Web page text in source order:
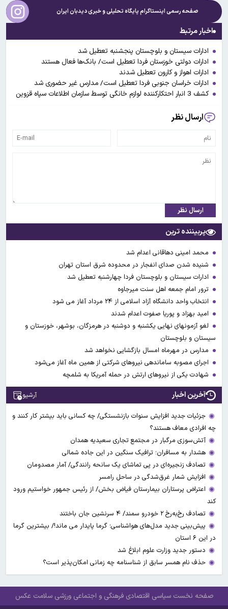
صفحه رسمی اینستاگرام پایگاه تحلیلی و خبریدیدبان ایران
اخبار مرتبط
ادارات سیستان و بلوچستان پنجشنبه تعطیل شد
ادارات دولتی خوزستان فردا تعطیل است/ بانک‌ها فعال هستند
ادارات اهواز و کارون تعطیل شدند
ادارات خراسان جنوبی فردا تعطیل است/ مدارس غیر حضوری شد
کشف 3 انبار احتکارکننده لوازم خانگی توسط سازمان اطلاعات سپاه قزوین
ارسال نظر
ارسال نظر
پربیننده ترین
محمد امینی دهاقانی اعدام شد
شنیده شدن صدای انفجار در محدوده شرق استان تهران
ادارات سیستان و بلوچستان فردا چهارشنبه تعطیل شد
ترور امام جمعه اهل سنت میرجاوه
انتخاب واحد دانشگاه آزاد اسلامی از ۲۴ مرداد آغاز می شود
امید بهزاد و پوریا صفوت اعدام شدند
لغو آزمونهای نهایی یکشنبه و دوشنبه در هرمزگان، بوشهر، خوزستان و
سیستان و بلوچستان
مدارس در مهرماه امسال بازگشایی نخواهد شد
اجرای مصوبه ساماندهی نیرو‌های شرکتی از همین ماه آغاز می‌شود
شهادت یکی از نیروهای ارتش در حمله آمریکا به شلمچه
آخرین اخبار آرشیو
جزئیات جدید افزایش سنوات بازنشستگی/ چه کسانی باید بیشتر کار کنند و
چه افرادی معاف هستند؟
آتش‌سوزی مرگبار در مجتمع تجاری سعیدیه همدان
هشدار به مسافران؛ ترافیک سنگین در این جاده شمالی
تصادف زنجیره‌ای در پی تماشای یک سانحه رانندگی/ آمار مصدومان
افزایش شمار غرق‌شدگی در ساحل رامسر
اعتراض پرستاران بیمارستان فیاض بخش/ از رئیس جمهور خواستیم ورود
کند
تصادف رخ‌به‌رخ ۲ خودرو سمند/ ۴ سرنشین جان باختند
پیش‌بینی جدید مدل‌های هواشناسی؛ گرما پایدار می ماند!/ بیشترین گرما
در این ۶ استان
دستور جدید وزارت علوم ابلاغ شد
حذف نام همسر سابق از شناسنامه چه زمانی امکان‌پذیر است؟
صفحه نخست سیاسی اقتصادی فرهنگی و اجتماعی ورزشی سلامت عکس